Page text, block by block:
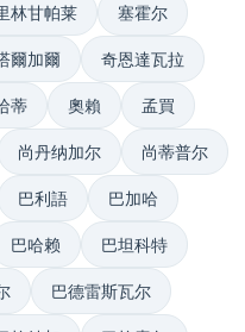
林甘帕莱 塞霍尔
爾加爾 奇恩達瓦拉
蒂 奧賴 孟買
尚丹纳加尔 尚蒂普尔
巴利語 巴加哈
巴哈赖 巴坦科特
巴德雷斯瓦尔